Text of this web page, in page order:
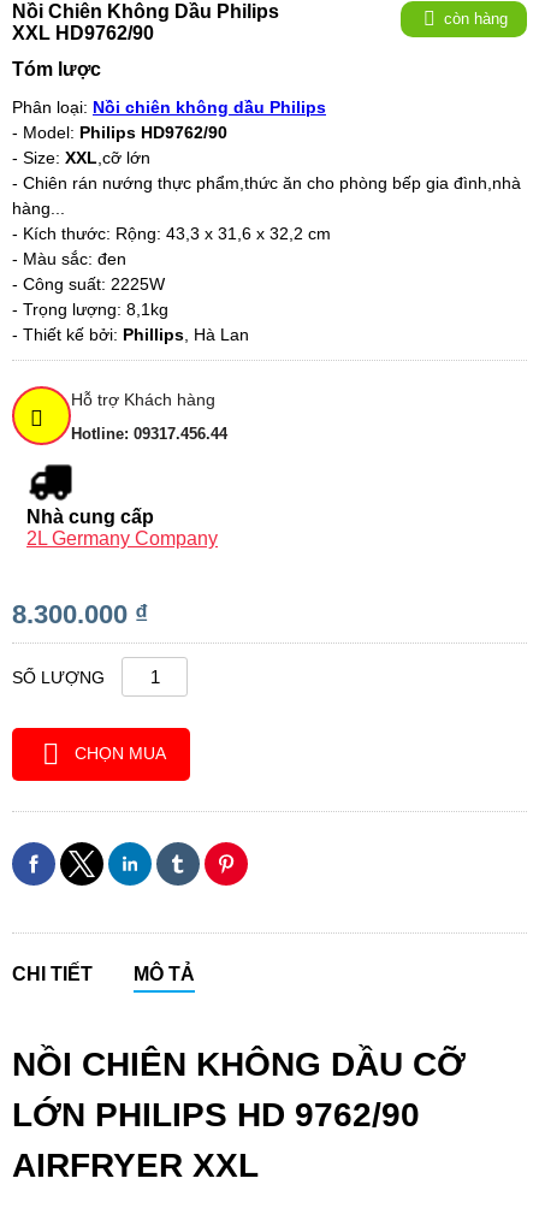
Nồi Chiên Không Dầu Philips
XXL HD9762/90
còn hàng
Tóm lược
Phân loại: Nồi chiên không dầu Philips
- Model: Philips HD9762/90
- Size: XXL ,cỡ lớn
- Chiên rán nướng thực phẩm,thức ăn cho phòng bếp gia đình,nhà
hàng...
- Kích thước: Rộng: 43,3 x 31,6 x 32,2 cm
- Màu sắc: đen
- Công suất: 2225W
- Trọng lượng: 8,1kg
- Thiết kế bởi: Phillips , Hà Lan
Hỗ trợ Khách hàng
Hotline: 09317.456.44
Nhà cung cấp
2L Germany Company
8.300.000 ₫
SỐ LƯỢNG
CHỌN MUA
CHI TIẾT MÔ TẢ
NỒI CHIÊN KHÔNG DẦU CỠ
LỚN PHILIPS HD 9762/90
AIRFRYER XXL